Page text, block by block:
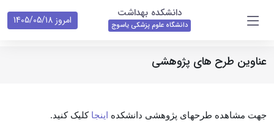
دانشکده بهداشت
دانشگاه علوم پزشکی یاسوج امروز 1405/05/18
عناوین طرح های پژوهشی
جهت مشاهده طرحهای پژوهشی دانشکده اینجاکلیک کنید.